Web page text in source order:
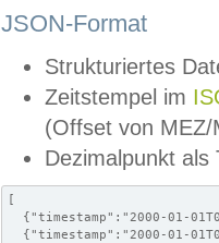
JSON-Format
Strukturiertes
Zeitstempel im
(Offset von MEZ/
Dezimalpunkt als
[
{"timestamp":"2000-01-
{"timestamp":"2000-01-